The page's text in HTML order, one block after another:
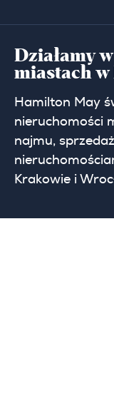
Działamy
miastach w
Hamilton May
nieruchomości
najmu,
Krakowie i